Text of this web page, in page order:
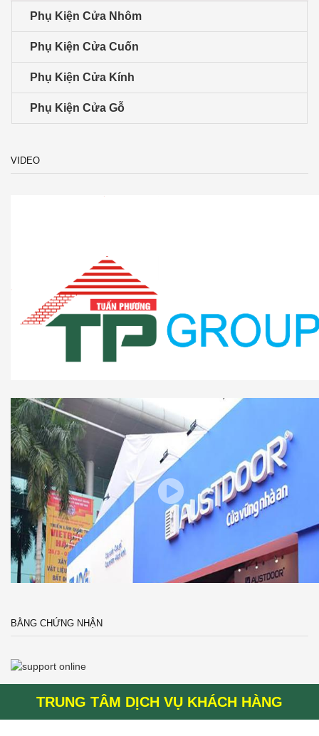
Phụ Kiện Cửa Nhôm
Phụ Kiện Cửa Cuốn
Phụ Kiện Cửa Kính
Phụ Kiện Cửa Gỗ
VIDEO
BẰNG CHỨNG NHẬN
TRUNG TÂM DỊCH VỤ KHÁCH HÀNG